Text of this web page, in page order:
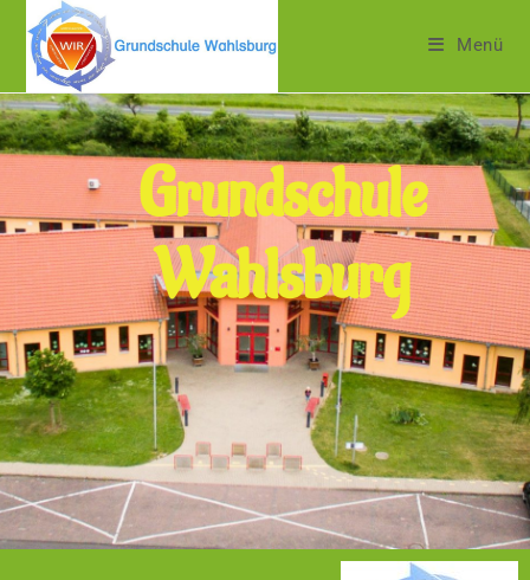
Menü
Grundschule
Wahlsburg